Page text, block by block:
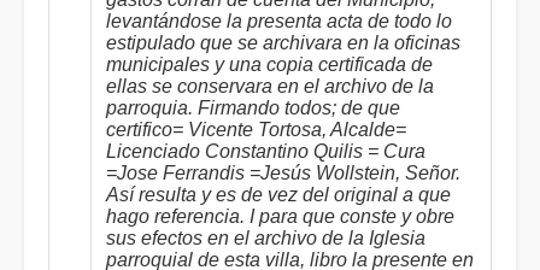
levantándose la presenta acta de todo lo
estipulado que se archivara en la oficinas
municipales y una copia certificada de
ellas se conservara en el archivo de la
parroquia. Firmando todos; de que
certifico= Vicente Tortosa, Alcalde=
Licenciado Constantino Quilis = Cura
=Jose Ferrandis =Jesús Wollstein, Señor.
Así resulta y es de vez del original a que
hago referencia. I para que conste y obre
sus efectos en el archivo de la Iglesia
parroquial de esta villa, libro la presente en